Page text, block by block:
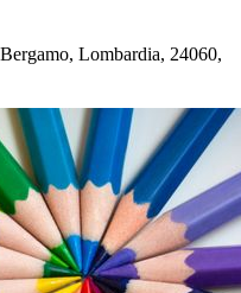
Lombardia, 24060,